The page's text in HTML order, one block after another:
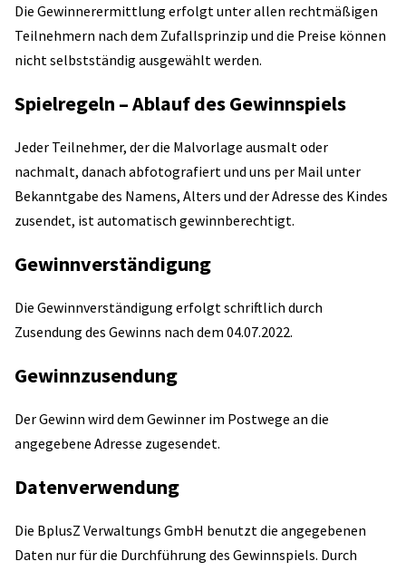
Die Gewinnerermittlung erfolgt unter allen rechtmäßigen
Teilnehmern nach dem Zufallsprinzip und die Preise können
nicht selbstständig ausgewählt werden.
Spielregeln – Ablauf des Gewinnspiels
Jeder Teilnehmer, der die Malvorlage ausmalt oder
nachmalt, danach abfotografiert und uns per Mail unter
Bekanntgabe des Namens, Alters und der Adresse des Kindes
zusendet, ist automatisch gewinnberechtigt.
Gewinnverständigung
Die Gewinnverständigung erfolgt schriftlich durch
Zusendung des Gewinns nach dem 04.07.2022.
Gewinnzusendung
Der Gewinn wird dem Gewinner im Postwege an die
angegebene Adresse zugesendet.
Datenverwendung
Die BplusZ Verwaltungs GmbH benutzt die angegebenen
Daten nur für die Durchführung des Gewinnspiels. Durch